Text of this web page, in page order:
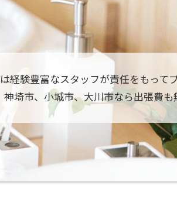
経験豊富なスタッフが責任をもって
埼市、小城市、大川市なら出張費も